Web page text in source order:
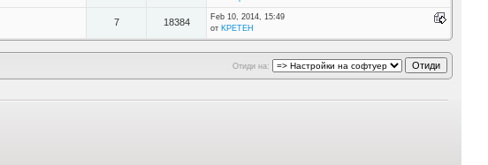
7 18384
Feb 10, 2014, 15:49
от KPETEH
Отиди на: